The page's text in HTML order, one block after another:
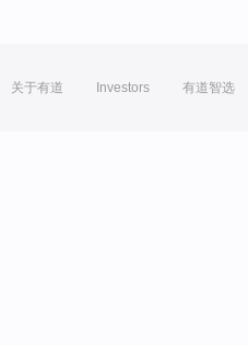
关于有道 Investors 有道智选